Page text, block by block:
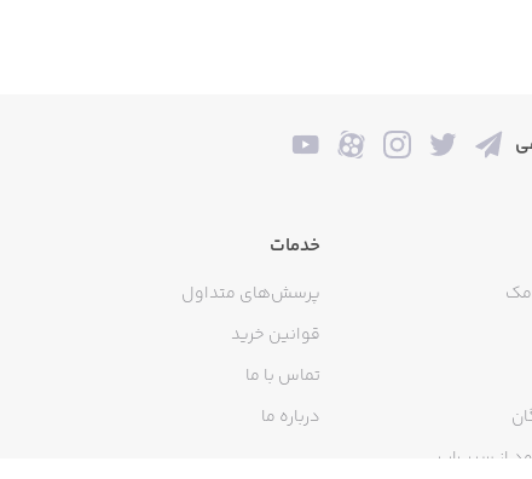
مک
از سیب‌اپ
خدمات
پرسش‌های متداول
قوانین خرید
تماس با ما
درباره ما